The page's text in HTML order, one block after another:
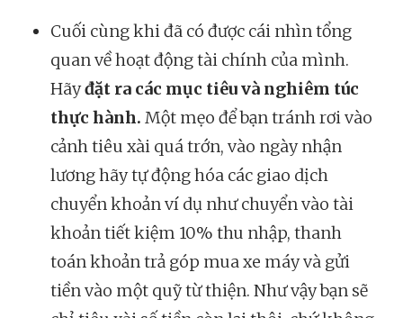
Cuối cùng khi đã có được cái nhìn tổng
quan về hoạt động tài chính của mình.
Hãyđặt ra các mục tiêu và nghiêm túc
thực hành. Một mẹo để bạn tránh rơi vào
cảnh tiêu xài quá trớn, vào ngày nhận
lương hãy tự động hóa các giao dịch
chuyển khoản ví dụ như chuyển vào tài
khoản tiết kiệm 10% thu nhập, thanh
toán khoản trả góp mua xe máy và gửi
tiền vào một quỹ từ thiện. Như vậy bạn sẽ